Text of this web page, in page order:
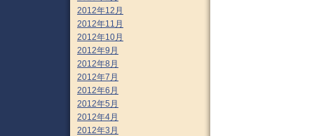
2012年12月
2012年11月
2012年10月
2012年9月
2012年8月
2012年7月
2012年6月
2012年5月
2012年4月
2012年3月